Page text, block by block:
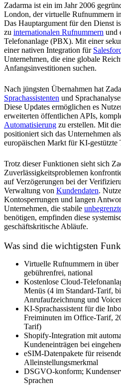
Zadarma ist ein im Jahr 2006
London, der virtuelle Rufnummern
Das Hauptargument für den Dienst
zu internationalen Rufnummern und
Telefonanlage (PBX). Mit einer
einer nativen Integration für
Unternehmen, die eine globale
Anfangsinvestitionen suchen.
Nach jüngsten Übernahmen hat
Sprachassistenten und
Diese Updates ermöglichen es
erweiterten öffentlichen APIs,
Automatisierung zu erstellen. Mit
positioniert sich das Unternehmen
europäischen Markt für KI-gestützte
Trotz dieser Funktionen sieht sich
Zuverlässigkeitsproblemen
auf Verzögerungen bei der
Verwaltung von Kundendaten.
Kontosperrungen und langen
Unternehmen, die stabile
benötigen, empfinden diese
geschäftskritische Abläufe.
Was sind die wichtigsten
Virtuelle Rufnummern in
gebührenfrei, national
Kostenlose Cloud-
Menüs (4 im Standard-Tarif,
Anrufaufzeichnung und
KI-Sprachassistent für die
Freiminuten im Office-Tarif,
Tarif)
Shopify-Integration mit
Kundeneinträgen bei
eSIM-Datenpakete für
Alleinstellungsmerkmal
DSGVO-konform;
Sprachen